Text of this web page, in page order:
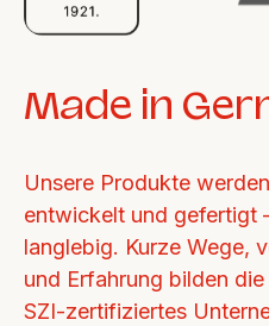
Made in
Unsere Produkte
entwickelt und gefertigt
langlebig. Kurze Wege,
und Erfahrung bilden
SZI-zertifiziertes